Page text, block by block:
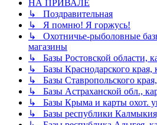
НА ПРИВАЛЕ
↳ Поздравительная
↳ Я помню! Я горжусь!
↳ Охотничье-рыболовные
магазины
↳ Базы Ростовской области,
↳ Базы Краснодарского края,
↳ Базы Ставропольского
↳ Базы Астраханской обл.,
↳ Базы Крыма и карты охот.
↳ Базы республики